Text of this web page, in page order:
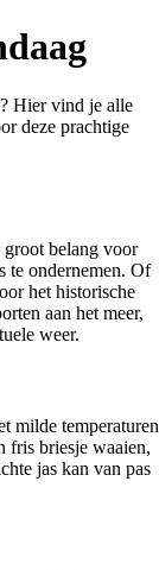
Hier vind je alle
deze prachtige
belang voor
te ondernemen. Of
het historische
aan het meer,
weer.
milde temperaturen
fris briesje waaien,
jas kan van pas